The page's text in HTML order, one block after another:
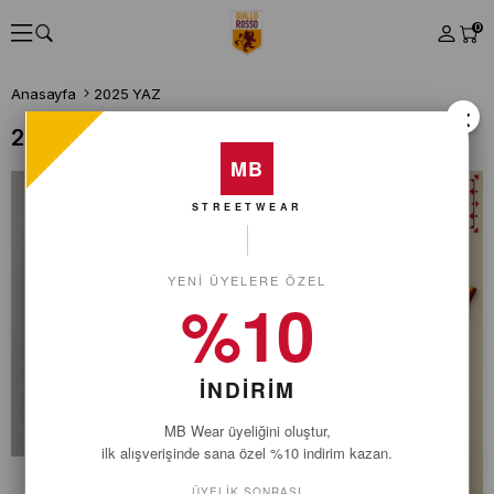
0
Anasayfa 2025 YAZ
2025 YAZ
×
MB
STREETWEAR
YENI ÜYELERE ÖZEL
%10
İNDİRİM
MB Wear üyeliğini oluştur,
ilk alışverişinde sana özel %10 indirim kazan.